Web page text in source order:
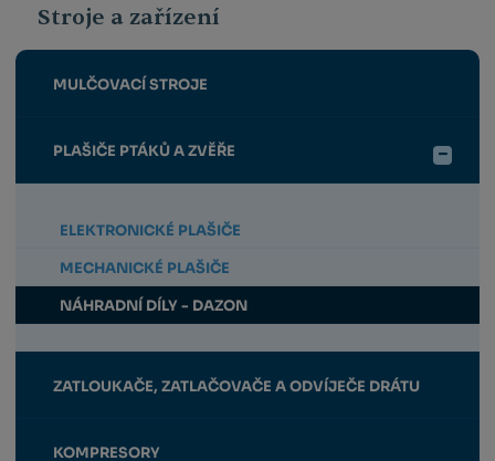
Stroje a zařízení
MULČOVACÍ STROJE
PLAŠIČE PTÁKŮ A ZVĚŘE
ELEKTRONICKÉ PLAŠIČE
MECHANICKÉ PLAŠIČE
NÁHRADNÍ DÍLY - DAZON
ZATLOUKAČE, ZATLAČOVAČE A ODVÍJEČE DRÁTU
KOMPRESORY